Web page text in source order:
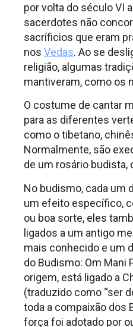
por volta do século VI
sacerdotes não
sacríficios que eram
nos Vedas. Ao se
religião, algumas
mantiveram, como os
O costume de cantar
para as diferentes
como o tibetano,
Normalmente, são
de um rosário budista,
No budismo, cada um
um efeito específico,
ou boa sorte, eles
ligados a um antigo
mais conhecido e um
do Budismo: Om Mani
origem, está ligado a
(traduzido como “ser
toda a compaixão dos
força foi adotado por